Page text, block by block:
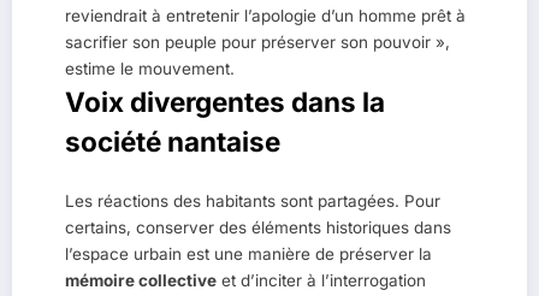
reviendrait à entretenir l’apologie d’un homme prêt à
sacrifier son peuple pour préserver son pouvoir »,
estime le mouvement.
Voix divergentes dans la
société nantaise
Les réactions des habitants sont partagées. Pour
certains, conserver des éléments historiques dans
l’espace urbain est une manière de préserver la
mémoire collective et d’inciter à l’interrogation